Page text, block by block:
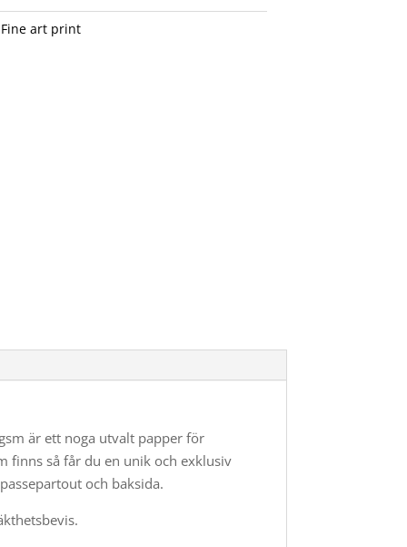
Fine art print
är ett noga utvalt papper för
finns så får du en unik och exklusiv
och baksida.